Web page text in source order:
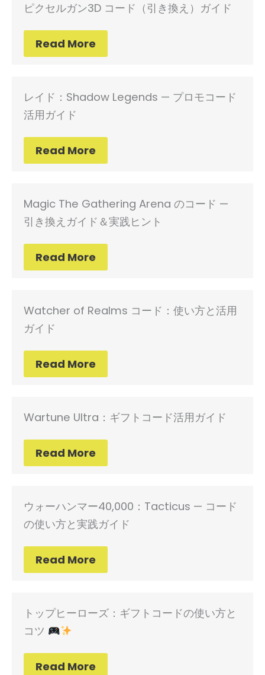
ピクセルガン3D コード（引き換え）ガイド
Read More
レイド：Shadow Legends — プロモコード
活用ガイド
Read More
Magic The Gathering Arena のコード —
引き換えガイド＆実践ヒント
Read More
Watcher of Realms コード：使い方と活用
ガイド
Read More
Wartune Ultra：ギフトコード活用ガイド
Read More
ウォーハンマー40,000：Tacticus — コード
の使い方と実践ガイド
Read More
トップヒーローズ：ギフトコードの使い方と
コツ
Read More